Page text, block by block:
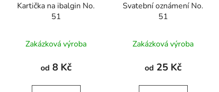
Kartička na ibalgin No.
51
Zakázková výroba
od 8 Kč
Svatební oznámení No.
51
Zakázková výroba
od 25 Kč